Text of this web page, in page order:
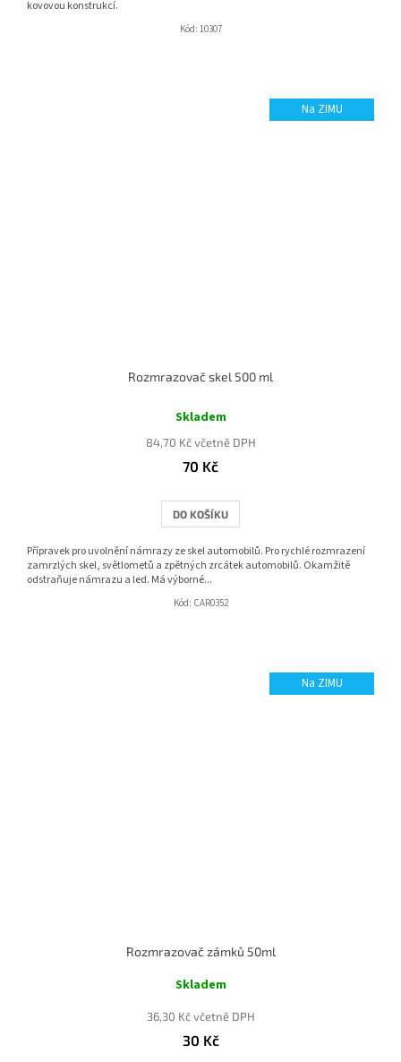
kovovou konstrukcí.
Kód: 10307
Na ZIMU
Rozmrazovač skel 500 ml
hodnocení
je
5,0
5
hvězdiček.
Skladem
84,70 Kč včetně DPH
70 Kč
DO KOŠÍKU
Přípravek pro uvolnění námrazy ze skel automobilů. Pro rychlé rozmrazení
zamrzlých skel, světlometů a zpětných zrcátek automobilů. Okamžitě
odstraňuje námrazu a led. Má výborné...
Kód: CAR0352
Na ZIMU
Rozmrazovač zámků 50ml
Skladem
36,30 Kč včetně DPH
30 Kč